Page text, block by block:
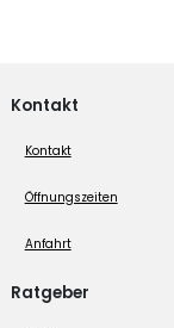
Kontakt
Kontakt
Öffnungszeiten
Anfahrt
Ratgeber